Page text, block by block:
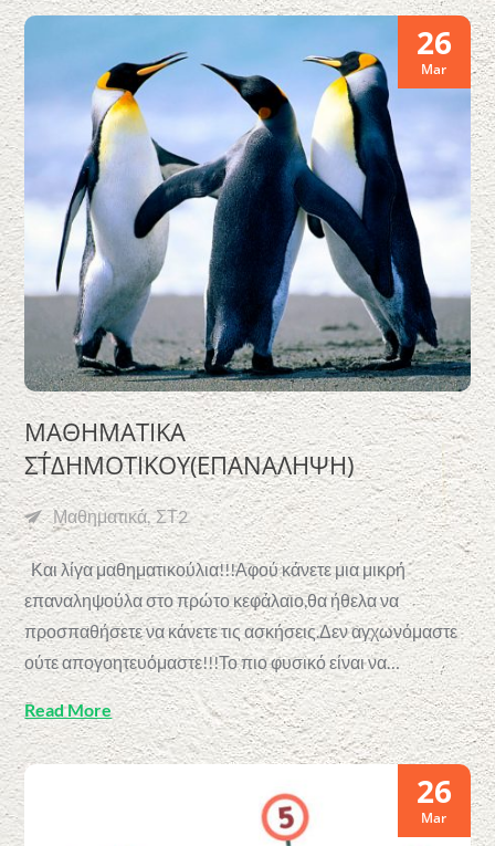
26
Mar
ΜΑΘΗΜΑΤΙΚΑ
ΣΤ΄ΔΗΜΟΤΙΚΟΥ(ΕΠΑΝΑΛΗΨΗ)
Μαθηματικά ΣΤ2
Και λίγα μαθηματικούλια!!!Αφού κάνετε μια μικρή
επαναληψούλα στο πρώτο κεφάλαιο,θα ήθελα να
προσπαθήσετε να κάνετε τις ασκήσεις.Δεν αγχωνόμαστε
ούτε απογοητευόμαστε!!!Το πιο φυσικό είναι να…
Read More
26
Mar